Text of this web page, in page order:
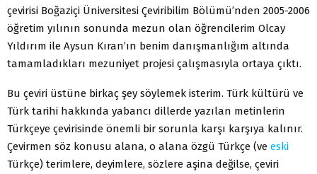
çevirisi Boğaziçi Üniversitesi Çeviribilim Bölümü’nden 2005-2006
öğretim yılının sonunda mezun olan öğrencilerim Olcay
Yıldırım ile Aysun Kıran’ın benim danışmanlığım altında
tamamladıkları mezuniyet projesi çalışmasıyla ortaya çıktı.
Bu çeviri üstüne birkaç şey söylemek isterim. Türk kültürü ve
Türk tarihi hakkında yabancı dillerde yazılan metinlerin
Türkçeye çevirisinde önemli bir sorunla karşı karşıya kalınır.
Çevirmen söz konusu alana, o alana özgü Türkçe (ve eski
Türkçe) terimlere, deyimlere, sözlere aşina değilse, çeviri